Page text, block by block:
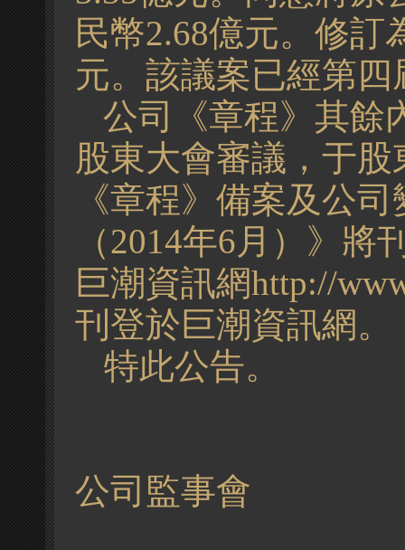
民幣2.68億元。修訂
元。該議案已經第
公司《章程》其餘
股東大會審議，于
《章程》備案及公
（2014年6月）》
巨潮資訊網http://
刊 登於巨潮資訊網。
特此公告。
公司監事會